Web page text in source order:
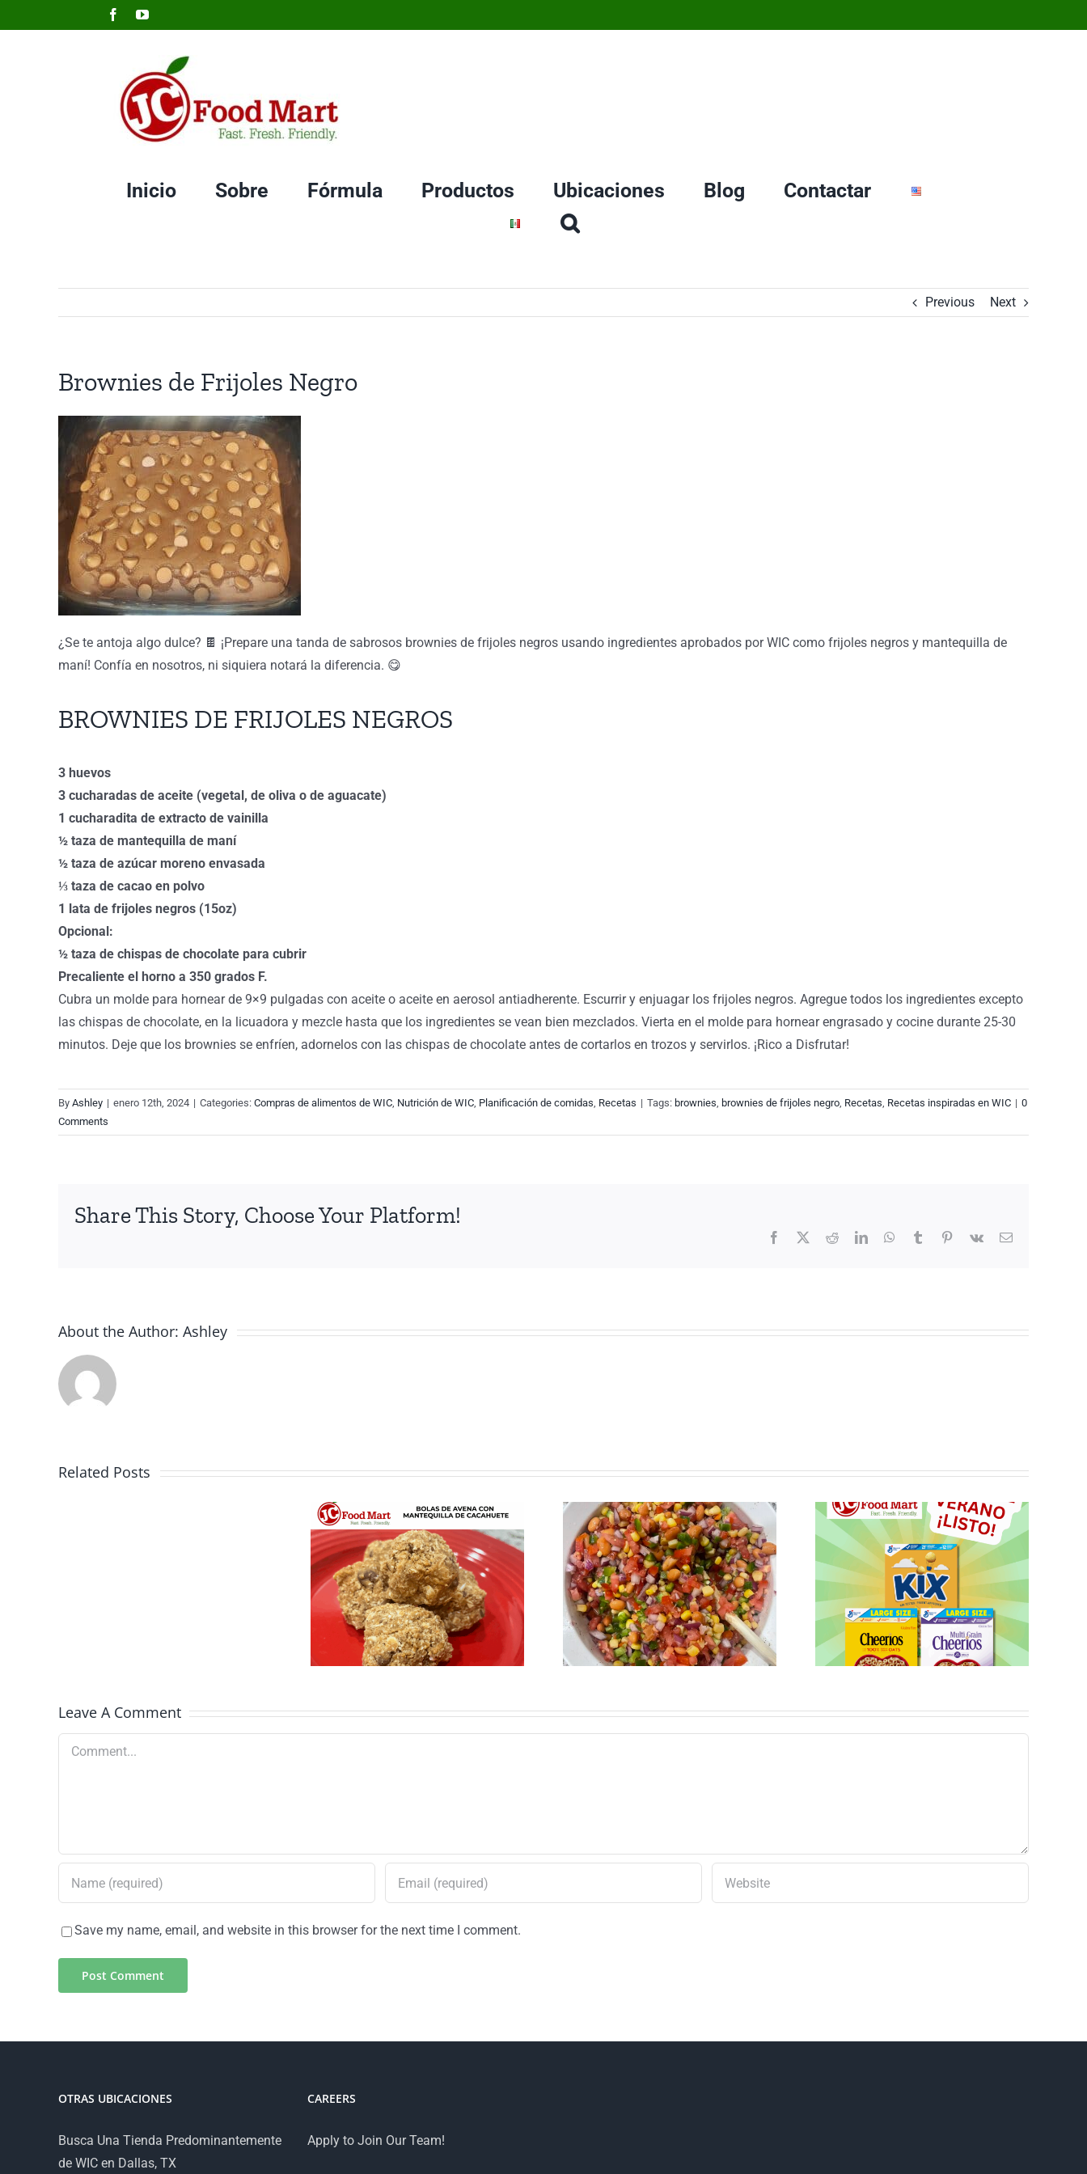
to
FacebookYouTube
Inicio Sobre Fórmula Productos Ubicaciones Blog Contactar
Previous Next
Brownies de Frijoles Negro
¿Se te antoja algo dulce? 🍫 ¡Prepare una tanda de sabrosos brownies de frijoles negros usando ingredientes aprobados por WIC como frijoles negros y mantequilla de
maní! Confía en nosotros, ni siquiera notará la diferencia. 😋
BROWNIES DE FRIJOLES NEGROS
3 huevos
3 cucharadas de aceite (vegetal, de oliva o de aguacate)
1 cucharadita de extracto de vainilla
½ taza de mantequilla de maní
½ taza de azúcar moreno envasada
⅓ taza de cacao en polvo
1 lata de frijoles negros (15oz)
Opcional:
½ taza de chispas de chocolate para cubrir
Precaliente el horno a 350 grados F.
Cubra un molde para hornear de 9×9 pulgadas con aceite o aceite en aerosol antiadherente. Escurrir y enjuagar los frijoles negros. Agregue todos los ingredientes excepto
las chispas de chocolate, en la licuadora y mezcle hasta que los ingredientes se vean bien mezclados. Vierta en el molde para hornear engrasado y cocine durante 25-30
minutos. Deje que los brownies se enfríen, adornelos con las chispas de chocolate antes de cortarlos en trozos y servirlos. ¡Rico a Disfrutar!
By Ashley | enero 12th, 2024 | Categories: Compras de alimentos de WIC, Nutrición de WIC, Planificación de comidas, Recetas | Tags: brownies, brownies de frijoles negro, Recetas, Recetas inspiradas en WIC | 0
Comments
Share This Story, Choose Your Platform!
Facebook RedditLinkedInWhatsApp
Tumblr Pinterest
Vk Email
About the Author: Ashley
Related Posts
Fresca, sabrosa y
perfecta para el
verano: Receta de
ensalada de elote
y frijoles negros
Los cereales no
son sólo para el
desayuno
Leave A Comment
Comment
Save my name, email, and website in this browser for the next time I comment.
OTRAS UBICACIONES
Busca Una Tienda Predominantemente
de WIC en Dallas, TX
CAREERS
Apply to Join Our Team!